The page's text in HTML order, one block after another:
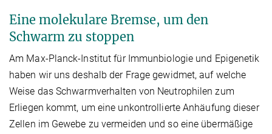
Eine molekulare Bremse, um den
Schwarm zu stoppen
Am Max-Planck-Institut für Immunbiologie und Epigenetik
haben wir uns deshalb der Frage gewidmet, auf welche
Weise das Schwarmverhalten von Neutrophilen zum
Erliegen kommt, um eine unkontrollierte Anhäufung dieser
Zellen im Gewebe zu vermeiden und so eine übermäßige